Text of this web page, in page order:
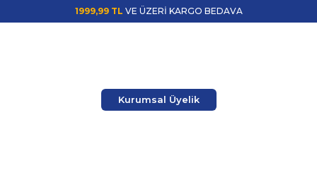
1999,99 TL VE ÜZERİ KARGO BEDAVA
Kurumsal Üyelik